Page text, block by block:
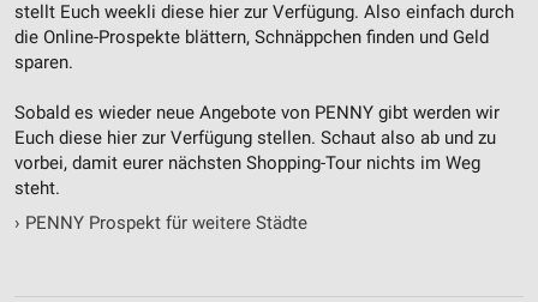
stellt Euch weekli diese hier zur Verfügung. Also einfach durch
die Online-Prospekte blättern, Schnäppchen finden und Geld
sparen.
Sobald es wieder neue Angebote von PENNY gibt werden wir
Euch diese hier zur Verfügung stellen. Schaut also ab und zu
vorbei, damit eurer nächsten Shopping-Tour nichts im Weg
steht.
› PENNY Prospekt für weitere Städte